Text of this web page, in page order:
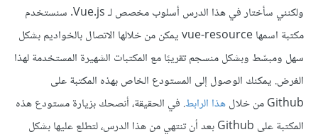
ولكنني سأختار في هذا الدرس أسلوب مخصص لـ Vue.js. سنستخدم
مكتبة اسمها vue-resource يمكن من خلالها الاتصال بالخواديم بشكل
سهل ومبسّط وبشكل منسجم تقريبًا مع المكتبات الشهيرة المستخدمة لهذا
الغرض. يمكنك الوصول إلى المستودع الخاص بهذه المكتبة على
Github من خلال
هذا الرابط. في الحقيقة، أنصحك بزيارة مستودع هذه
المكتبة على Github بعد أن تنتهي من هذا الدرس، لتطلع عليها بشكل